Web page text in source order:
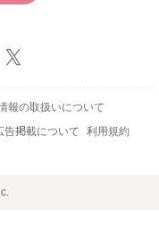
報の取扱いについて
告掲載について
利用規約